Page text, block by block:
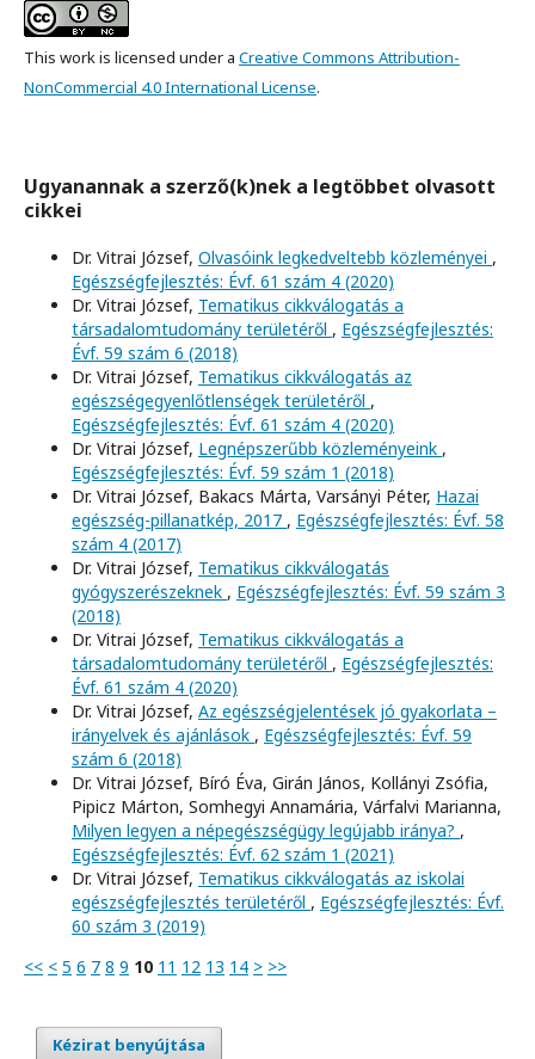
This work is licensed under a Creative Commons Attribution-
NonCommercial 4.0 International License.
Ugyanannak a szerző(k)nek a legtöbbet olvasott
cikkei
Dr. Vitrai József, Olvasóink legkedveltebb közleményei ,
Egészségfejlesztés: Évf. 61 szám 4 (2020)
Dr. Vitrai József, Tematikus cikkválogatás a
társadalomtudomány területéről , Egészségfejlesztés:
Évf. 59 szám 6 (2018)
Dr. Vitrai József, Tematikus cikkválogatás az
egészségegyenlőtlenségek területéről ,
Egészségfejlesztés: Évf. 61 szám 4 (2020)
Dr. Vitrai József, Legnépszerűbb közleményeink ,
Egészségfejlesztés: Évf. 59 szám 1 (2018)
Dr. Vitrai József, Bakacs Márta, Varsányi Péter, Hazai
egészség-pillanatkép, 2017 , Egészségfejlesztés: Évf. 58
szám 4 (2017)
Dr. Vitrai József, Tematikus cikkválogatás
gyógyszerészeknek , Egészségfejlesztés: Évf. 59 szám 3
(2018)
Dr. Vitrai József, Tematikus cikkválogatás a
társadalomtudomány területéről , Egészségfejlesztés:
Évf. 61 szám 4 (2020)
Dr. Vitrai József, Az egészségjelentések jó gyakorlata –
irányelvek és ajánlások , Egészségfejlesztés: Évf. 59
szám 6 (2018)
Dr. Vitrai József, Bíró Éva, Girán János, Kollányi Zsófia,
Pipicz Márton, Somhegyi Annamária, Várfalvi Marianna,
Milyen legyen a népegészségügy legújabb iránya? ,
Egészségfejlesztés: Évf. 62 szám 1 (2021)
Dr. Vitrai József, Tematikus cikkválogatás az iskolai
egészségfejlesztés területéről , Egészségfejlesztés: Évf.
60 szám 3 (2019)
<< < 5 6 7 8 9 10 11 12 13 14 > >>
Kézirat benyújtása